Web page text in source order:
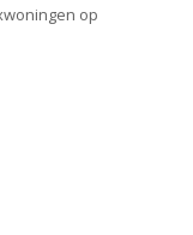
op